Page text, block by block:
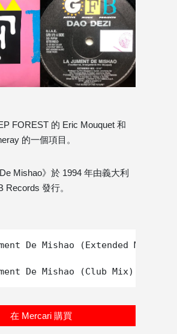
FOREST 的 Eric Mouquet 和
的一個項目。
Mishao》於 1994 年由義大利
Records 發行。
De Mishao (Extended Mix)
在 Mercari 購買